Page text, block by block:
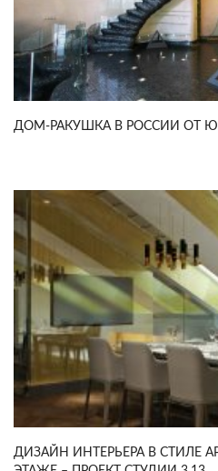
ДОМ-РАКУШКА В РОССИИ ОТ
ДИЗАЙН ИНТЕРЬЕРА В СТИЛЕ